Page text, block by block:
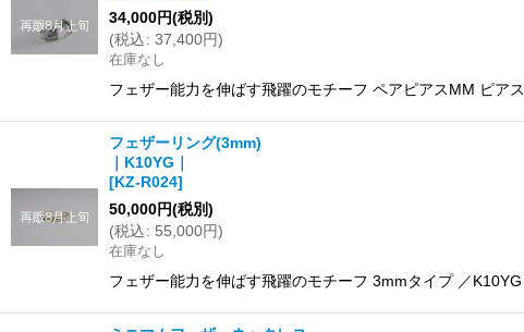
34,000円(税別)
(税込: 37,400円)
在庫なし
フェザー能力を伸ばす飛躍のモチーフ ペアピアスMM ピ
フェザーリング(3mm)
｜K10YG｜
[KZ-R024]
50,000円(税別)
(税込: 55,000円)
在庫なし
フェザー能力を伸ばす飛躍のモチーフ 3mmタイプ ／